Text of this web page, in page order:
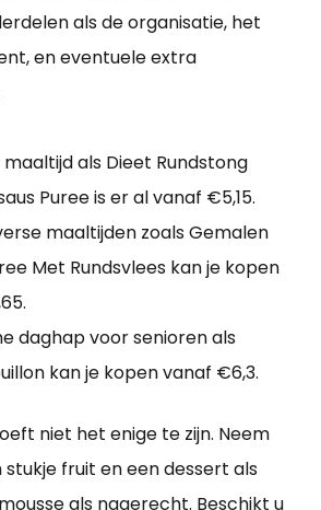
als de organisatie, het
en eventuele extra
als Dieet Rundstong
Puree is er al vanaf €5,15.
maaltijden zoals Gemalen
Met Rundsvlees kan je kopen
daghap voor senioren als
kan je kopen vanaf €6,3.
niet het enige te zijn. Neem
stukje fruit en een dessert als
als nagerecht. Beschikt u